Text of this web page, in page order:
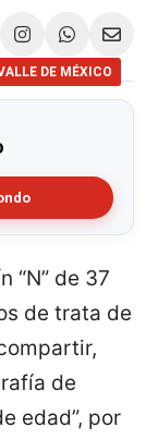
DE MÉXICO
“N” de 37
de trata de
de
edad”, por